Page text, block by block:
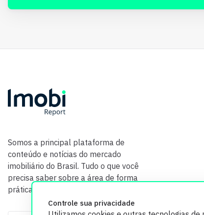
Controle sua privacidade
Somos a principal plataforma de
conteúdo e notícias do mercado
imobiliário do Brasil. Tudo o que você
precisa saber sobre a área de forma
prática e com credibilidade.